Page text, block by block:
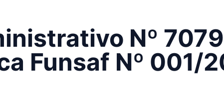
Nº
Funsaf Nº 001/